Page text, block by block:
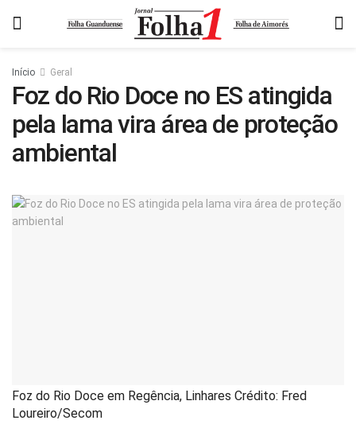
Início Geral
Foz do Rio Doce no ES atingida
pela lama vira área de proteção
ambiental
Foz do Rio Doce em Regência, Linhares Crédito: Fred
Loureiro/Secom